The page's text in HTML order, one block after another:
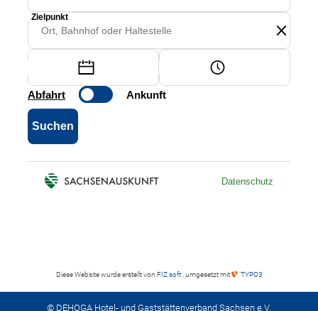
Diese Website wurde erstellt von FIZ soft , umgesetzt mit TYPO3
© DEHOGA Hotel- und Gaststättenverband Sachsen e.V.